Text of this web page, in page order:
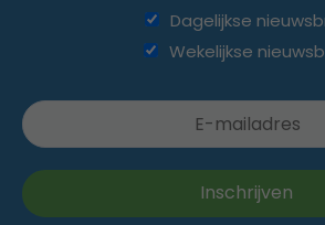
Dagelijkse
Wekelijkse